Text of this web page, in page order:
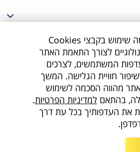
האתר עושה שימוש בקבצי Cookies
לצורך התאמת האתר
המשתמשים, לצרכים
חוויית הגלישה. המשך
מהווה הסכמה לשימוש
בהתאם למדיניות הפרטיות.
את העדפותיך בכל עת דרך